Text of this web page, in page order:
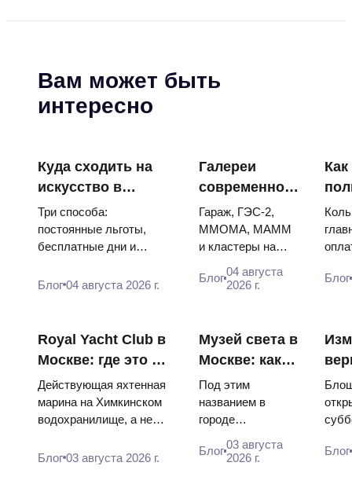
Вам может быть
интересно
Куда сходить на
искусство в
Москве бесплатно
Три способа:
постоянные льготы,
бесплатные дни и
входом. Плюс готовый
Блог 04 августа 2026 г.
Галереи
современного
искусства в
Москве: где
смотреть и
сколько стоит
Гараж, ГЭС-2,
ММОМА, МАММ
и кластеры на
часы, метро. Где
всегда и как
собр...
Блог04 августа
2026 г.
Как
Блог
Royal Yacht Club в
Москве: где это и
можно ли туда
попасть
Действующая яхтенная
марина на Химкинском
водохранилище, а не
достопримечательность.
Блог 03 августа 2026 г.
Музей света в
Москве: какой
из трёх вам
нужен
Под этим
названием в
городе
разных места:
Блог03 августа
2026 г.
Блог